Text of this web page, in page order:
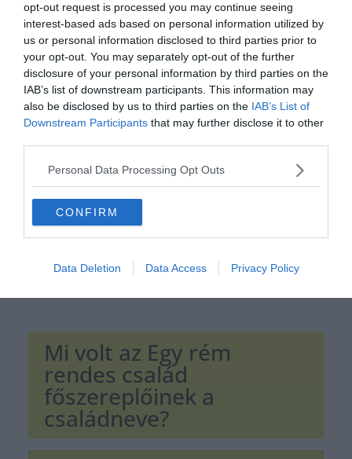
opt-out request is processed you may continue seeing
interest-based ads based on personal information utilized by
us or personal information disclosed to third parties prior to
your opt-out. You may separately opt-out of the further
disclosure of your personal information by third parties on the
IAB’s list of downstream participants. This information may
also be disclosed by us to third parties on the IAB’s List of
Downstream Participants that may further disclose it to other
Personal Data Processing Opt Outs
CONFIRM
Data Deletion Data Access Privacy Policy
Hirdetés
Mi volt az Egy rém
rendes család
főszereplőinek a
családneve?